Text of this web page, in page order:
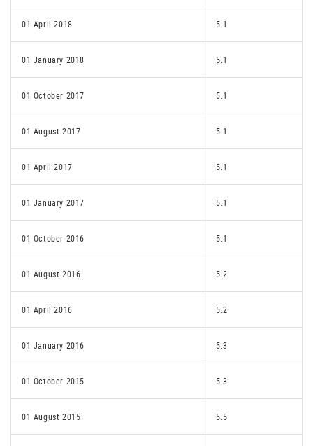
01 April 2018 5.1
01 January 2018 5.1
01 October 2017 5.1
01 August 2017 5.1
01 April 2017 5.1
01 January 2017 5.1
01 October 2016 5.1
01 August 2016 5.2
01 April 2016 5.2
01 January 2016 5.3
01 October 2015 5.3
01 August 2015 5.5